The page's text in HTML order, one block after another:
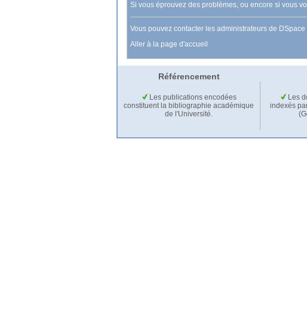
Si vous éprouvez des problèmes, ou encore si vous
Vous pouvez contacter les administrateurs de DSpace
Aller à la page d'accueil
Référencement
Les publications encodées
constituent la bibliographie académique
de l'Université.
Les
indexés